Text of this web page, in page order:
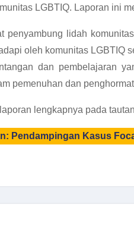
LGBTIQ. Laporan ini
penyambung lidah
oleh komunitas LGBTIQ
dan pembelajaran
pemenuhan dan
lengkapnya pada
Pendampingan Kasus